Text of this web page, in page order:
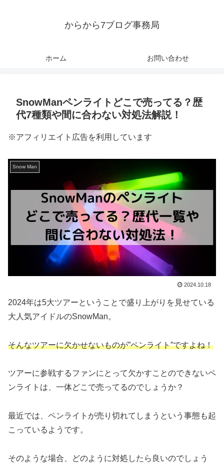
からから7ブログ事務局
ホーム お問い合わせ
SnowManペンライトどこで売ってる？歴
代7種類や間に合わない対処法解説！
※アフィリエイト広告を利用しています
Snow Man
2024.10.18
2024年は5大ツアーということで盛り上がりを見せている
大人気アイドルのSnowMan。
そんなツアーに欠かせないものが”ペンライト”ですよね！
ツアーに参戦するファンにとって欠かすことのできないペ
ンライトは、一体どこで売ってるのでしょうか？
最近では、ペンライトが売り切れてしまうという事態も起
こっているようです。
そのような場合、どのように対処したら良いのでしょう